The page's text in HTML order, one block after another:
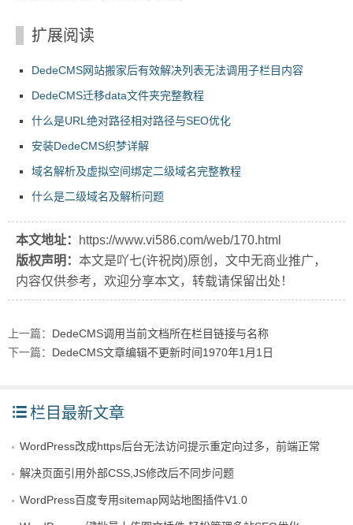
扩展阅读
DedeCMS网站搬家后有效解决列表无法调用子栏目内容
DedeCMS迁移data文件夹完整教程
什么是URL绝对路径相对路径与SEO优化
安装DedeCMS织梦详解
域名解析及虚拟空间绑定二级域名完整教程
什么是二级域名及解析问题
本文地址：
https://www.vi586.com/web/170.html
版权声明： 本文是吖七(许祝岗)原创，文中无商业推广，
内容仅供参考，欢迎分享本文，转载请保留出处！
上一篇： DedeCMS调用当前文档所在栏目链接与名称
下一篇： DedeCMS文章编辑不更新时间1970年1月1日
栏目最新文章
WordPress改成https后台无法访问提示重定向过多，前端正常
解决页面引用外部CSS,JS修改后不同步问题
WordPress百度专用sitemap网站地图插件V1.0